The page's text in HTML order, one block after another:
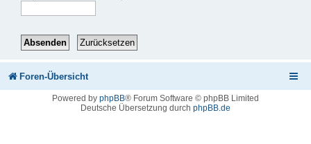
Foren-Übersicht
Powered by phpBB® Forum Software © phpBB Limited
Deutsche Übersetzung durch phpBB.de